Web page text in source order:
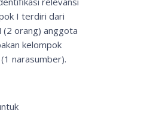
I terdiri dari
(2 orang) anggota
kelompok
narasumber).